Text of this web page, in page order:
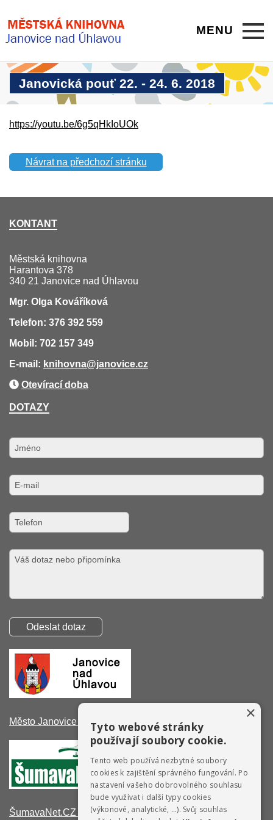
MENU
Janovická pouť 22. - 24. 6. 2018
https://youtu.be/6g5qHkIoUOk
Návrat na předchozí stránku
KONTANT
Městská knihovna
Harantova 378
340 21 Janovice nad Úhlavou
Mgr. Olga Kováříková
Telefon: 376 392 559
Mobil: 702 157 349
E-mail: knihovna@janovice.cz
Otevírací doba
DOTAZY
Město Janovice nad Úhlavou
ŠumavaNet.CZ - informace o regionu
×
Tyto webové stránky
používají soubory cookie.
Tento web používá nezbytné soubory
cookies k zajištění správného fungování. Po
nastavení vašeho dobrovolného souhlasu
bude využívat i další typy cookies
(výkonové, analytické, …). Svůj souhlas